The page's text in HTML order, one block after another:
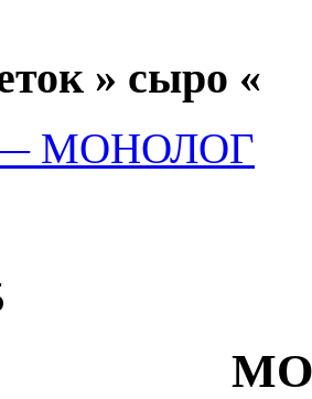
» сыро «
— МОНОЛОГ